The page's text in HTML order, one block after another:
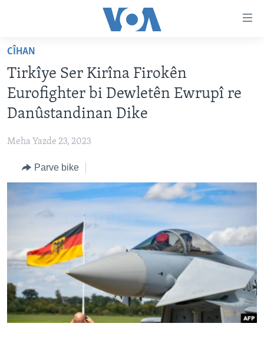
Yekser
naveroka
serekî
Yekser
here
Malpera
Yekser
here
Lêgerînê
DESTPÊK
VÎDYO GALERÎ
HEVPEYVÎN
HERÊMÊN KURDAN
TIRKÎYE
SÛRÎYE
ÎRAQ
ROJHILATA NAVÎN
CÎHAN
ÇAND Û HUNER
SERNIVÎS
SORANÎ
CÎHAN
Tirkîye Ser Kirîna Firokên
Eurofighter bi Dewletên Ewrupî re
Danûstandinan Dike
Meha Yazde 23, 2023
Parve bike